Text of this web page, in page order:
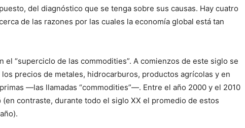
del diagnóstico que se tenga sobre sus causas. Hay cuatro
de las razones por las cuales la economía global está tan
el “superciclo de las commodities”. A comienzos de este siglo se
precios de metales, hidrocarburos, productos agrícolas y en
—las llamadas “commodities”—. Entre el año 2000 y el 2010
contraste, durante todo el siglo XX el promedio de estos